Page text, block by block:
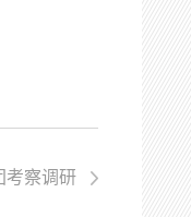
考察调研